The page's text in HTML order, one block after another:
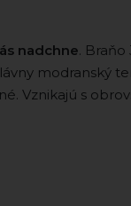
nadchne.
modranský
Vznikajú s